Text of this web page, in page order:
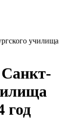
училища
Санкт-
год